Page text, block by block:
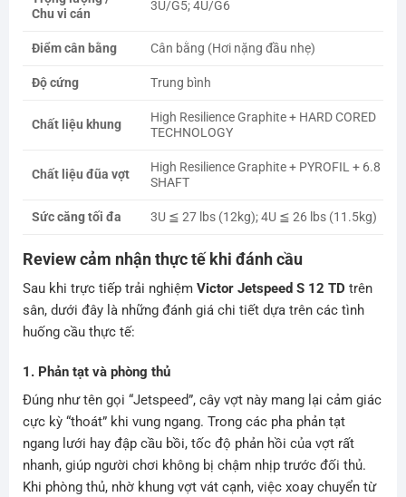
Chu vi cán
3U/G5; 4U/G6
Điểm cân bằng Cân bằng (Hơi nặng đầu nhẹ)
Độ cứng Trung bình
Chất liệu khung
High Resilience Graphite + HARD CORED
TECHNOLOGY
Chất liệu đũa vợt
High Resilience Graphite + PYROFIL + 6.8
SHAFT
Sức căng tối đa 3U ≦ 27 lbs (12kg); 4U ≦ 26 lbs (11.5kg)
Review cảm nhận thực tế khi đánh cầu
Sau khi trực tiếp trải nghiệm Victor Jetspeed S 12 TD trên
sân, dưới đây là những đánh giá chi tiết dựa trên các tình
huống cầu thực tế:
1. Phản tạt và phòng thủ
Đúng như tên gọi “Jetspeed”, cây vợt này mang lại cảm giác
cực kỳ “thoát” khi vung ngang. Trong các pha phản tạt
ngang lưới hay đập cầu bồi, tốc độ phản hồi của vợt rất
nhanh, giúp người chơi không bị chậm nhịp trước đối thủ.
Khi phòng thủ, nhờ khung vợt vát cạnh, việc xoay chuyển từ